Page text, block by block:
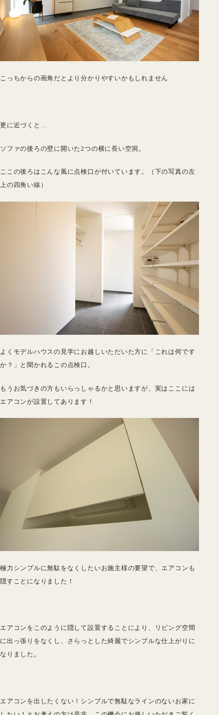
こっちからの画角だとより分かりやすいかもしれません
更に近づくと…
ソファの後ろの壁に開いた2つの横に長い空洞。
ここの後ろはこんな風に点検口が付いています。（下の写真の左
上の四角い線）
よくモデルハウスの見学にお越しいただいた方に「これは何です
か？」と聞かれるこの点検口。
もうお気づきの方もいらっしゃるかと思いますが、実はここには
エアコンが設置してあります！
極力シンプルに無駄をなくしたいお施主様の要望で、エアコンも
隠すことになりました！
エアコンをこのように隠して設置することにより、リビング空間
に出っ張りをなくし、さらっとした綺麗でシンプルな仕上がりに
なりました。
エアコンを出したくない！シンプルで無駄なラインのないお家に